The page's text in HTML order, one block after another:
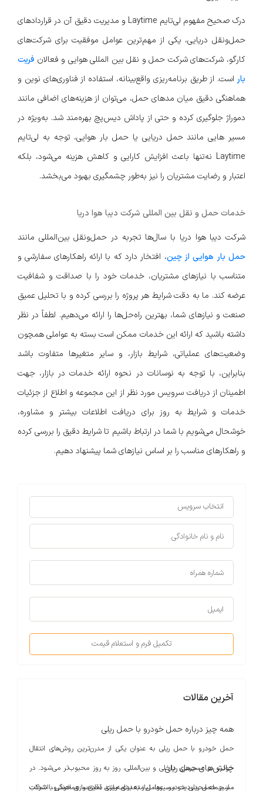
درک صحیح مفهوم لی‌تایم Laytime و مدیریت دقیق آن در قراردادهای
حمل‌ونقل دریایی، یکی از مهم‌ترین عوامل موفقیت برای شرکت‌های
کارگو، شرکت‌های شرکت حمل و نقل بین المللی هوایی و فعالان فریت
بار است. از طریق برنامه‌ریزی واقع‌بینانه، استفاده از فناوری‌های نوین و
هماهنگی دقیق میان مدهای حمل، می‌توان از هزینه‌های اضافی مانند
دموراژ جلوگیری کرده و حتی از پاداش دیس‌پچ بهره‌مند شد. به‌ویژه در
مسیر هایی مانند حمل دریایی یا حمل بار هوایی، توجه به لی‌تایم
Laytime نه‌تنها باعث افزایش کارایی و کاهش هزینه می‌شود، بلکه
اعتبار و رضایت مشتریان را نیز به‌طور چشمگیری بهبود می‌بخشد.
خدمات حمل و نقل بین المللی شرکت دیبا هوا دریا
شرکت دیبا هوا دریا با سال‌ها تجربه در حمل‌ونقل بین‌المللی مانند
حمل بار هوایی از چین، افتخار دارد که با ارائه راهکارهای سفارشی و
متناسب با نیازهای مشتریان، خدمات خود را با صداقت و شفافیت
عرضه کند. ما به دقت شرایط هر پروژه را بررسی کرده و با تحلیل عمیق
صنعت و نیازهای شما، بهترین راه‌حل‌ها را ارائه می‌دهیم. لطفاً در نظر
داشته باشید که ارائه این خدمات ممکن است بسته به عواملی همچون
وضعیت‌های عملیاتی، شرایط بازار، و سایر متغیرها متفاوت باشد
بنابراین، با توجه به نوسانات در نحوه ارائه خدمات در بازار، جهت
اطمینان از دریافت سرویس مورد نظر از این مجموعه و اطلاع از جزئیات
خدمات و شرایط به روز برای دریافت اطلاعات بیشتر و مشاوره،
خوشحال می‌شویم با شما در ارتباط باشیم تا شرایط دقیق را بررسی کرده
و راهکارهای مناسب را بر اساس نیازهای شما پیشنهاد دهیم.
تکمیل فرم و استعلام قیمت
آخرین مقالات
همه چیز درباره حمل خودرو با حمل ریلی
حمل خودرو با حمل ریلی به عنوان یکی از مدرن‌ترین روش‌های انتقال
خودرو در مسیرهای داخلی و بین‌المللی، روز به روز محبوب‌تر می‌شود. در
مسیر حمل ریلی خودرو، عوامل متعددی مانند آماده‌سازی خودرو، انتخاب
چالش‌های حمل ریلی
، از جمله محدودیت مسیرها، نیاز به برنامه‌ریزی دقیق و هماهنگی با شرکت